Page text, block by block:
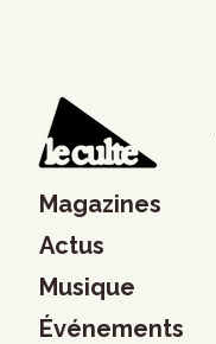
Magazines
Actus
Musique
Événements